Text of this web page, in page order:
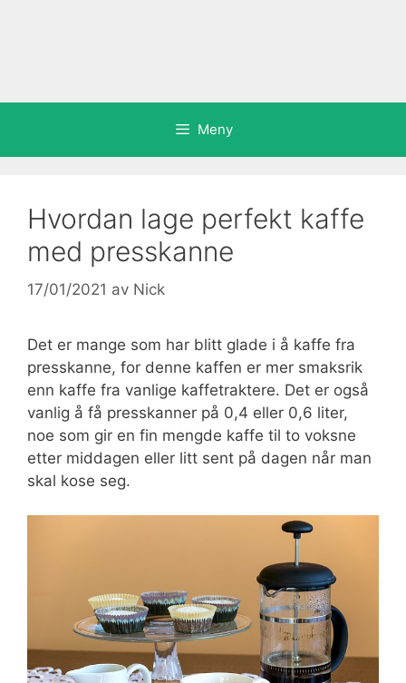
Meny
Hvordan lage perfekt kaffe
med presskanne
17/01/2021 av Nick
Det er mange som har blitt glade i å kaffe fra
presskanne, for denne kaffen er mer smaksrik
enn kaffe fra vanlige kaffetraktere. Det er også
vanlig å få presskanner på 0,4 eller 0,6 liter,
noe som gir en fin mengde kaffe til to voksne
etter middagen eller litt sent på dagen når man
skal kose seg.